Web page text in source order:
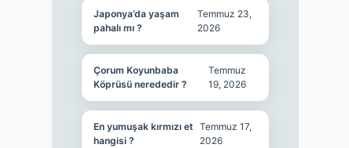
Japonya’da yaşam
pahalı mı ?
Temmuz 23,
2026
Çorum Koyunbaba
Köprüsü nerededir ?
Temmuz
19, 2026
En yumuşak kırmızı et
hangisi ?
Temmuz 17,
2026